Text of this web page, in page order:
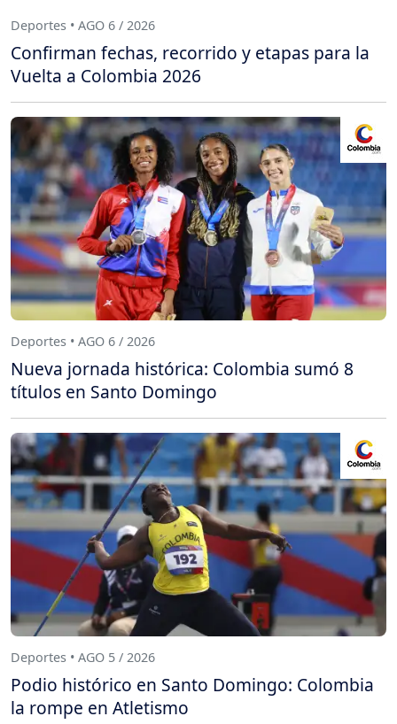
Deportes • AGO 6 / 2026
Confirman fechas, recorrido y etapas para la
Vuelta a Colombia 2026
Deportes • AGO 6 / 2026
Nueva jornada histórica: Colombia sumó 8
títulos en Santo Domingo
Deportes • AGO 5 / 2026
Podio histórico en Santo Domingo: Colombia
la rompe en Atletismo